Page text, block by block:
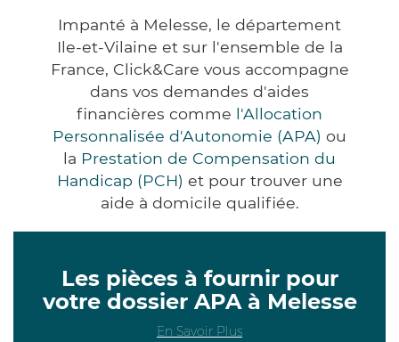
Impanté à Melesse, le département
Ile-et-Vilaine et sur l'ensemble de la
France, Click&Care vous accompagne
dans vos demandes d'aides
financières comme l'Allocation
Personnalisée d'Autonomie (APA) ou
la Prestation de Compensation du
Handicap (PCH) et pour trouver une
aide à domicile qualifiée.
Les pièces à fournir pour
votre dossier APA à Melesse
En Savoir Plus